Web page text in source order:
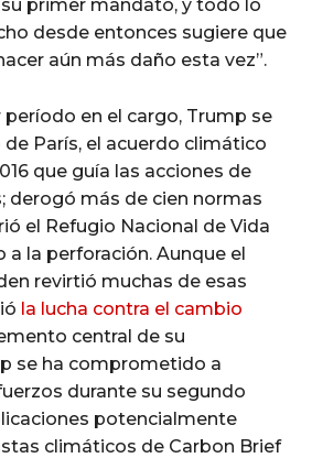
primer mandato, y todo lo
desde entonces sugiere que
aún más daño esta vez”.
en el cargo, Trump se
París, el acuerdo climático
que guía las acciones de
derogó más de cien normas
el Refugio Nacional de Vida
a la perforación. Aunque el
revirtió muchas de esas
la lucha contra el cambio
central de su
se ha comprometido a
durante su segundo
potencialmente
climáticos de Carbon Brief